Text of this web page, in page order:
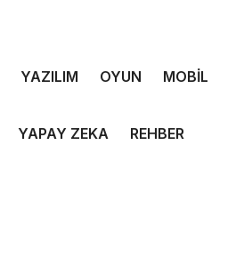
YAZILIM OYUN MOBİL
YAPAY ZEKA REHBER